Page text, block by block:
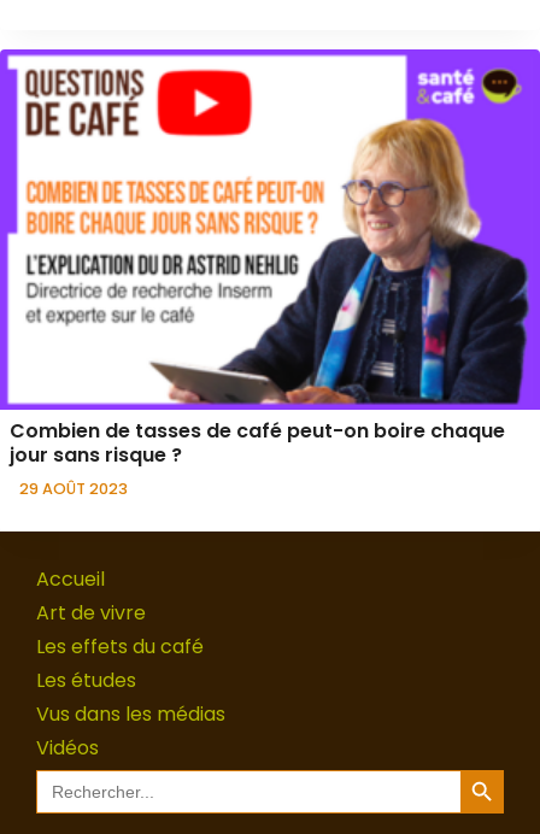
Combien de tasses de café peut-on boire chaque
jour sans risque ?
29 AOÛT 2023
Accueil
Art de vivre
Les effets du café
Les études
Vus dans les médias
Vidéos
Search
for:
Search Button